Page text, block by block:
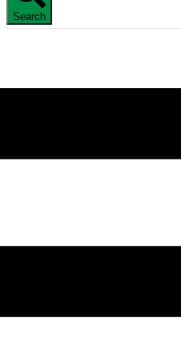
Search